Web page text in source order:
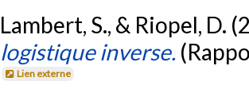
Lambert, S., & Riopel, D.
logistique inverse.
Lien externe